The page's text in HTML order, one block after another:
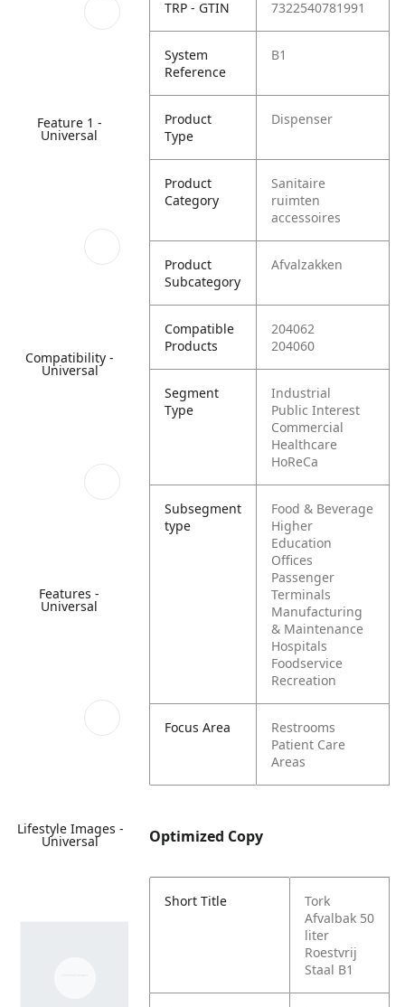
Feature 1 -
Universal
Compatibility -
Universal
Features -
Universal
Lifestyle Images -
Universal
TRP - GTIN 7322540781991
System
Reference
B1
Product
Type
Dispenser
Product
Category
Sanitaire
ruimten
accessoires
Product
Subcategory
Afvalzakken
Compatible
Products
204062
204060
Segment
Type
Industrial
Public Interest
Commercial
Healthcare
HoReCa
Subsegment
type
Food & Beverage
Higher
Education
Offices
Passenger
Terminals
Manufacturing
& Maintenance
Hospitals
Foodservice
Recreation
Focus Area
Restrooms
Patient Care
Areas
Optimized Copy
Short Title
Tork
Afvalbak 50
liter
Roestvrij
Staal B1